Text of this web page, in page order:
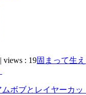
|views : 19固まって生